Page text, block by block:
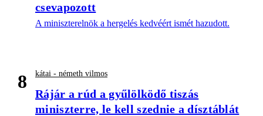
csevapozott
A miniszterelnök a hergelés kedvéért ismét hazudott.
8 kátai - németh vilmos
Rájár a rúd a gyűlölködő tiszás
miniszterre, le kell szednie a dísztáblát